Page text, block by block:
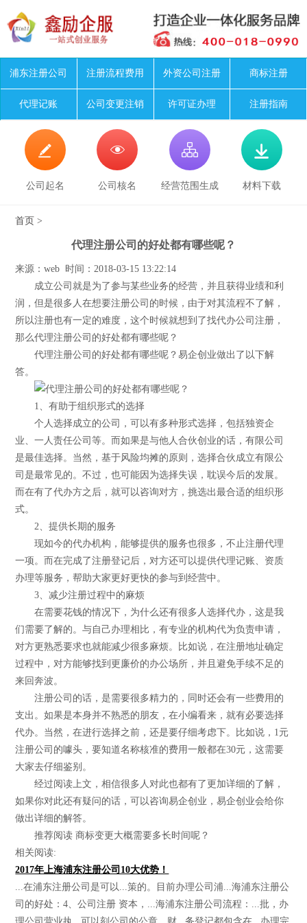
浦东注册公司 注册流程费用 外资公司注册 商标注册
代理记账 公司变更注销 许可证办理 注册指南

公司起名

公司核名

经营范围生成

材料下载
首页 >
代理注册公司的好处都有哪些呢？
来源：web 时间：2018-03-15 13:22:14
成立公司就是为了参与某些业务的经营，并且获得业绩和利
润，但是很多人在想要注册公司的时候，由于对其流程不了解，
所以注册也有一定的难度，这个时候就想到了找代办公司注册，
那么代理注册公司的好处都有哪些呢？
代理注册公司的好处都有哪些呢？易企创业做出了以下解
答。
1、有助于组织形式的选择
个人选择成立的公司，可以有多种形式选择，包括独资企
业、一人责任公司等。而如果是与他人合伙创业的话，有限公司
是最佳选择。当然，基于风险均摊的原则，选择合伙成立有限公
司是最常见的。不过，也可能因为选择失误，耽误今后的发展。
而在有了代办方之后，就可以咨询对方，挑选出最合适的组织形
式。
2、提供长期的服务
现如今的代办机构，能够提供的服务也很多，不止注册代理
一项。而在完成了注册登记后，对方还可以提供代理记账、资质
办理等服务，帮助大家更好更快的参与到经营中。
3、减少注册过程中的麻烦
在需要花钱的情况下，为什么还有很多人选择代办，这是我
们需要了解的。与自己办理相比，有专业的机构代为负责申请，
对方更熟悉要求也就能减少很多麻烦。比如说，在注册地址确定
过程中，对方能够找到更廉价的办公场所，并且避免手续不足的
来回奔波。
注册公司的话，是需要很多精力的，同时还会有一些费用的
支出。如果是本身并不熟悉的朋友，在小编看来，就有必要选择
代办。当然，在进行选择之前，还是要仔细考虑下。比如说，1元
注册公司的噱头，要知道名称核准的费用一般都在30元，这需要
大家去仔细鉴别。
经过阅读上文，相信很多人对此也都有了更加详细的了解，
如果你对此还有疑问的话，可以咨询易企创业，易企创业会给你
做出详细的解答。
推荐阅读 商标变更大概需要多长时间呢？
相关阅读:
2017年上海浦东注册公司10大优势！
...在浦东注册公司是可以...策的。目前办理公司浦...海浦东注册公
司的好处：4、公司注册 资本，...海浦东注册公司流程：...批，办